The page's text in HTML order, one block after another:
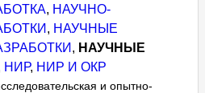
, НАУЧНО-
, НАУЧНЫЕ
, НАУЧНЫЕ
НИР, НИР И ОКР
и опытно-